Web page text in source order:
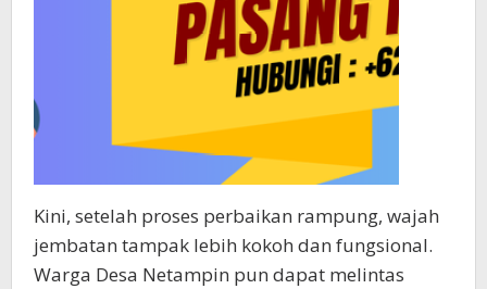
Kini, setelah proses perbaikan rampung, wajah
jembatan tampak lebih kokoh dan fungsional.
Warga Desa Netampin pun dapat melintas